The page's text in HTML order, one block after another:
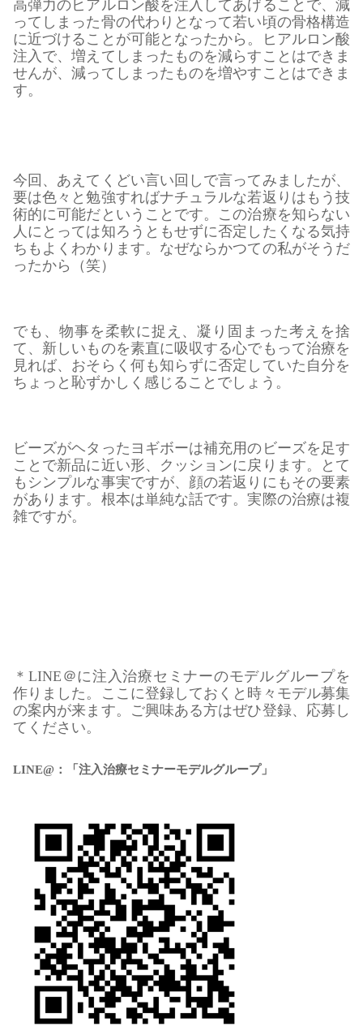
高弾力のヒアルロン酸を注入してあげることで、減
ってしまった骨の代わりとなって若い頃の骨格構造
に近づけることが可能となったから。ヒアルロン酸
注入で、増えてしまったものを減らすことはできま
せんが、減ってしまったものを増やすことはできま
す。
今回、あえてくどい言い回しで言ってみましたが、
要は色々と勉強すればナチュラルな若返りはもう技
術的に可能だということです。この治療を知らない
人にとっては知ろうともせずに否定したくなる気持
ちもよくわかります。なぜならかつての私がそうだ
ったから（笑）
でも、物事を柔軟に捉え、凝り固まった考えを捨
て、新しいものを素直に吸収する心でもって治療を
見れば、おそらく何も知らずに否定していた自分を
ちょっと恥ずかしく感じることでしょう。
ビーズがヘタったヨギボーは補充用のビーズを足す
ことで新品に近い形、クッションに戻ります。とて
もシンプルな事実ですが、顔の若返りにもその要素
があります。根本は単純な話です。実際の治療は複
雑ですが。
＊LINE＠に注入治療セミナーのモデルグループを
作りました。ここに登録しておくと時々モデル募集
の案内が来ます。ご興味ある方はぜひ登録、応募し
てください。
LINE@：「注入治療セミナーモデルグループ」